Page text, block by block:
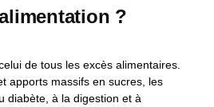
?
de tous les excès alimentaires.
apports massifs en sucres, les
diabète, à la digestion et à